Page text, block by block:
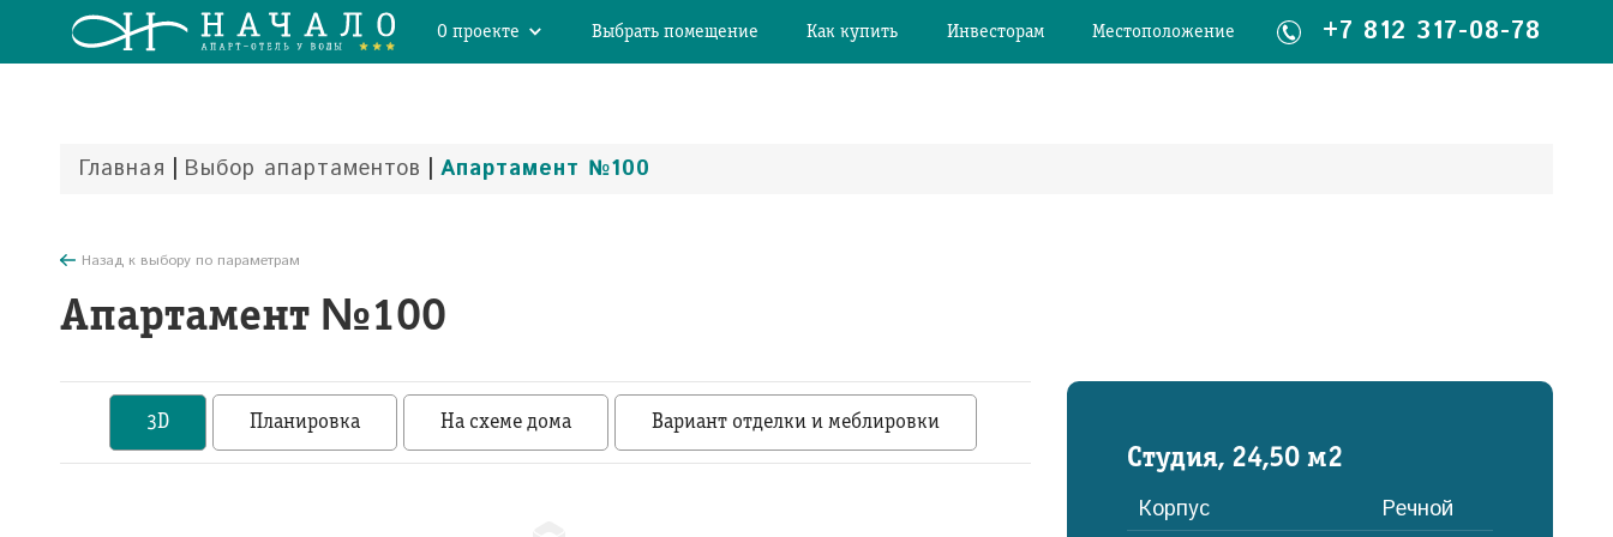
О проекте Выбрать помещение Как купить Инвесторам Местоположение +7 812 317-08-78
Главная | Выбор апартаментов | Апартамент №100
Назад к выбору по параметрам
Апартамент №100
3D Планировка На схеме дома Вариант отделки и меблировки
Студия, 24,50 м2
Корпус
Речной